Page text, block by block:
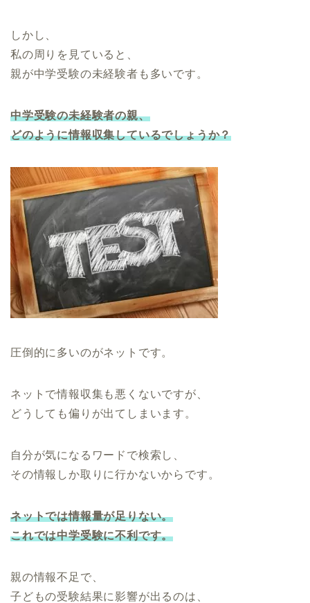
しかし、
私の周りを見ていると、
親が中学受験の未経験者も多いです。
中学受験の未経験者の親、
どのように情報収集しているでしょうか？
圧倒的に多いのがネットです。
ネットで情報収集も悪くないですが、
どうしても偏りが出てしまいます。
自分が気になるワードで検索し、
その情報しか取りに行かないからです。
ネットでは情報量が足りない。
これでは中学受験に不利です。
親の情報不足で、
子どもの受験結果に影響が出るのは、